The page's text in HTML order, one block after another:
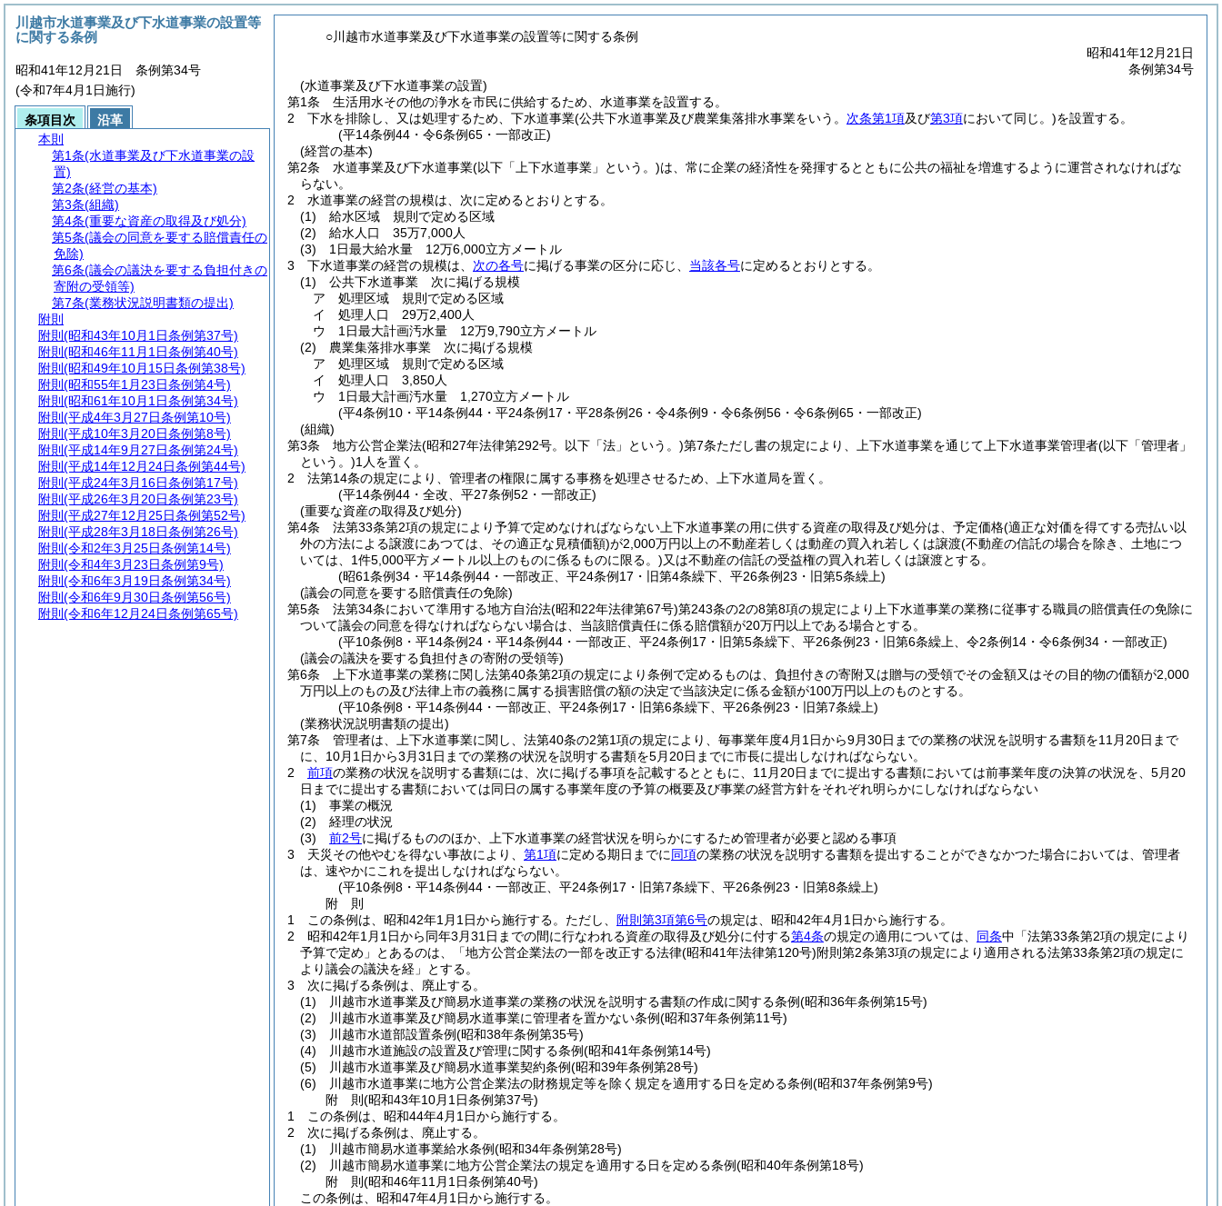
○川越市水道事業及び下水道事業の設置等に関する条例
昭和41年12月21日
条例第34号
(水道事業及び下水道事業の設置)
第1条
生活用水その他の浄水を市民に供給するため、水道事業を設置する。
2
下水を排除し、又は処理するため、下水道事業(公共下水道事業及び農業集落排水事業をいう。 次条第1項及び第3項において同じ。)を設置する。
(平14条例44・令6条例65・一部改正)
(経営の基本)
第2条
水道事業及び下水道事業(以下「上下水道事業」という。)は、常に企業の経済性を発揮するとともに公共の福祉を増進するように運営されなければな
らない。
2
水道事業の経営の規模は、次に定めるとおりとする。
(1)
給水区域 規則で定める区域
(2)
給水人口 35万7,000人
(3)
1日最大給水量 12万6,000立方メートル
3
下水道事業の経営の規模は、 次の各号に掲げる事業の区分に応じ、 当該各号に定めるとおりとする。
(1)
公共下水道事業 次に掲げる規模
ア
処理区域 規則で定める区域
イ
処理人口 29万2,400人
ウ
1日最大計画汚水量 12万9,790立方メートル
(2)
農業集落排水事業 次に掲げる規模
ア
処理区域 規則で定める区域
イ
処理人口 3,850人
ウ
1日最大計画汚水量 1,270立方メートル
(平4条例10・平14条例44・平24条例17・平28条例26・令4条例9・令6条例56・令6条例65・一部改正)
(組織)
第3条
地方公営企業法(昭和27年法律第292号。以下「法」という。)第7条ただし書の規定により、上下水道事業を通じて上下水道事業管理者(以下「管理者」
という。)1人を置く。
2
法第14条の規定により、管理者の権限に属する事務を処理させるため、上下水道局を置く。
(平14条例44・全改、平27条例52・一部改正)
(重要な資産の取得及び処分)
第4条
法第33条第2項の規定により予算で定めなければならない上下水道事業の用に供する資産の取得及び処分は、予定価格(適正な対価を得てする売払い以
外の方法による譲渡にあつては、その適正な見積価額)が2,000万円以上の不動産若しくは動産の買入れ若しくは譲渡(不動産の信託の場合を除き、土地につ
いては、1件5,000平方メートル以上のものに係るものに限る。)又は不動産の信託の受益権の買入れ若しくは譲渡とする。
(昭61条例34・平14条例44・一部改正、平24条例17・旧第4条繰下、平26条例23・旧第5条繰上)
(議会の同意を要する賠償責任の免除)
第5条
法第34条において準用する地方自治法(昭和22年法律第67号)第243条の2の8第8項の規定により上下水道事業の業務に従事する職員の賠償責任の免除に
ついて議会の同意を得なければならない場合は、当該賠償責任に係る賠償額が20万円以上である場合とする。
(平10条例8・平14条例24・平14条例44・一部改正、平24条例17・旧第5条繰下、平26条例23・旧第6条繰上、令2条例14・令6条例34・一部改正)
(議会の議決を要する負担付きの寄附の受領等)
第6条
上下水道事業の業務に関し法第40条第2項の規定により条例で定めるものは、負担付きの寄附又は贈与の受領でその金額又はその目的物の価額が2,000
万円以上のもの及び法律上市の義務に属する損害賠償の額の決定で当該決定に係る金額が100万円以上のものとする。
(平10条例8・平14条例44・一部改正、平24条例17・旧第6条繰下、平26条例23・旧第7条繰上)
(業務状況説明書類の提出)
第7条
管理者は、上下水道事業に関し、法第40条の2第1項の規定により、毎事業年度4月1日から9月30日までの業務の状況を説明する書類を11月20日まで
に、10月1日から3月31日までの業務の状況を説明する書類を5月20日までに市長に提出しなければならない。
2
前項の業務の状況を説明する書類には、次に掲げる事項を記載するとともに、11月20日までに提出する書類においては前事業年度の決算の状況を、5月20
日までに提出する書類においては同日の属する事業年度の予算の概要及び事業の経営方針をそれぞれ明らかにしなければならない
(1)
事業の概況
(2)
経理の状況
(3)
前2号に掲げるもののほか、上下水道事業の経営状況を明らかにするため管理者が必要と認める事項
3
天災その他やむを得ない事故により、 第1項に定める期日までに同項の業務の状況を説明する書類を提出することができなかつた場合においては、管理者
は、速やかにこれを提出しなければならない。
(平10条例8・平14条例44・一部改正、平24条例17・旧第7条繰下、平26条例23・旧第8条繰上)
附 則
1
この条例は、昭和42年1月1日から施行する。 ただし、 附則第3項第6号の規定は、昭和42年4月1日から施行する。
2
昭和42年1月1日から同年3月31日までの間に行なわれる資産の取得及び処分に付する第4条の規定の適用については、 同条中「法第33条第2項の規定により
予算で定め」とあるのは、「地方公営企業法の一部を改正する法律(昭和41年法律第120号)附則第2条第3項の規定により適用される法第33条第2項の規定に
より議会の議決を経」とする。
3
次に掲げる条例は、廃止する。
(1)
川越市水道事業及び簡易水道事業の業務の状況を説明する書類の作成に関する条例(昭和36年条例第15号)
(2)
川越市水道事業及び簡易水道事業に管理者を置かない条例(昭和37年条例第11号)
(3)
川越市水道部設置条例(昭和38年条例第35号)
(4)
川越市水道施設の設置及び管理に関する条例(昭和41年条例第14号)
(5)
川越市水道事業及び簡易水道事業契約条例(昭和39年条例第28号)
(6)
川越市水道事業に地方公営企業法の財務規定等を除く規定を適用する日を定める条例(昭和37年条例第9号)
附 則(昭和43年10月1日条例第37号)
1
この条例は、昭和44年4月1日から施行する。
2
次に掲げる条例は、廃止する。
(1)
川越市簡易水道事業給水条例(昭和34年条例第28号)
(2)
川越市簡易水道事業に地方公営企業法の規定を適用する日を定める条例(昭和40年条例第18号)
附 則(昭和46年11月1日条例第40号)
この条例は、昭和47年4月1日から施行する。
川越市水道事業及び下水道事業の設置等
に関する条例
昭和41年12月21日 条例第34号
(令和7年4月1日施行)
条項目次
沿革
本則
第1条(水道事業及び下水道事業の設
置)
第2条(経営の基本)
第3条(組織)
第4条(重要な資産の取得及び処分)
第5条(議会の同意を要する賠償責任の
免除)
第6条(議会の議決を要する負担付きの
寄附の受領等)
第7条(業務状況説明書類の提出)
附則
附則 (昭和43年10月1日条例第37号)
附則 (昭和46年11月1日条例第40号)
附則 (昭和49年10月15日条例第38号)
附則 (昭和55年1月23日条例第4号)
附則 (昭和61年10月1日条例第34号)
附則 (平成4年3月27日条例第10号)
附則 (平成10年3月20日条例第8号)
附則 (平成14年9月27日条例第24号)
附則 (平成14年12月24日条例第44号)
附則 (平成24年3月16日条例第17号)
附則 (平成26年3月20日条例第23号)
附則 (平成27年12月25日条例第52号)
附則 (平成28年3月18日条例第26号)
附則 (令和2年3月25日条例第14号)
附則 (令和4年3月23日条例第9号)
附則 (令和6年3月19日条例第34号)
附則 (令和6年9月30日条例第56号)
附則 (令和6年12月24日条例第65号)